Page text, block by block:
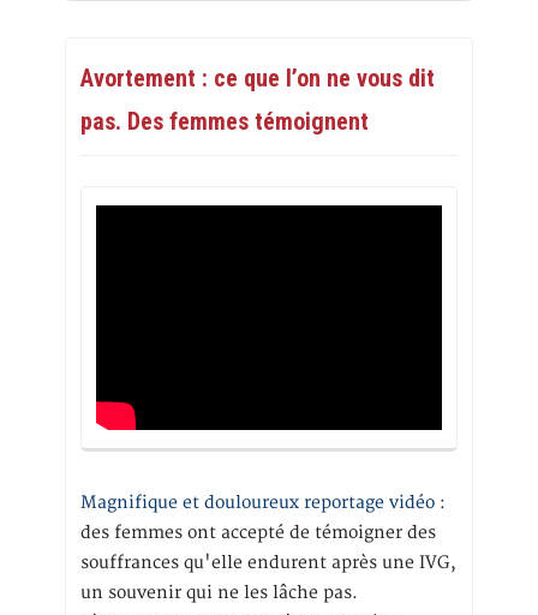
Avortement : ce que l’on ne vous dit
pas. Des femmes témoignent
Magnifique et douloureux reportage vidéo :
des femmes ont accepté de témoigner des
souffrances qu'elle endurent après une IVG,
un souvenir qui ne les lâche pas.